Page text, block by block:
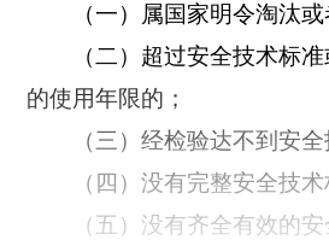
（一）属国家明令淘汰或
（二）超过安全技术标准
的使用年限的；
（三）经检验达不到安全
（四）没有完整安全技术
（五）没有齐全有效的安